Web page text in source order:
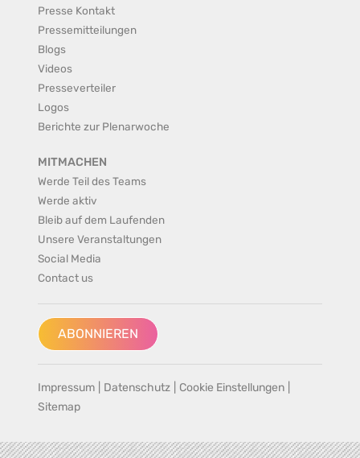
Presse Kontakt
Pressemitteilungen
Blogs
Videos
Presseverteiler
Logos
Berichte zur Plenarwoche
MITMACHEN
Werde Teil des Teams
Werde aktiv
Bleib auf dem Laufenden
Unsere Veranstaltungen
Social Media
Contact us
ABONNIEREN
Impressum Datenschutz Cookie Einstellungen
Sitemap